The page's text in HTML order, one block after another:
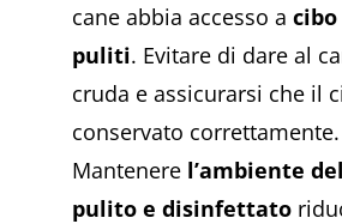
cane abbia accesso a cibo
puliti. Evitare di dare al
cruda e assicurarsi che il
conservato correttamente.
Mantenere l’ambiente
pulito e disinfettato